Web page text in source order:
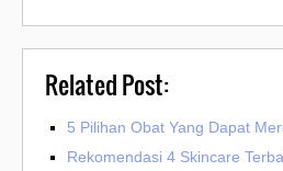
Related Post:
5 Pilihan Obat Yang Dapat
Rekomendasi 4 Skincare